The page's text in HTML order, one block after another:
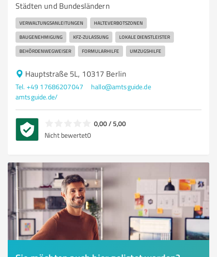
Städten und Bundesländern
VERWALTUNGSANLEITUNGEN HALTEVERBOTSZONEN
BAUGENEHMIGUNG KFZ-ZULASSUNG LOKALE DIENSTLEISTER
BEHÖRDENWEGWEISER FORMULARHILFE UMZUGSHILFE
Hauptstraße 5L, 10317 Berlin
Tel. +49 17686207047
hallo@amtsguide.de
amtsguide.de/
0,00 / 5,00
Nicht bewertet0